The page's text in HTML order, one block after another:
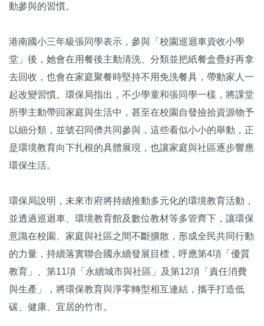
動參與的習慣。
港南國小三年級張同學表示，參與「校園巡迴車資收小學
堂」後，她會在用餐後主動清洗、分類並把紙餐盒疊好再拿
去回收，也會在家庭聚餐時堅持不用免洗餐具，帶動家人一
起改變習慣。環保局指出，不少學童和張同學一樣，將課堂
所學主動帶回家庭與生活中，甚至在校園自發撿拾資源物予
以細分類，並號召同儕共同參與，這些看似小小的舉動，正
是環境教育向下扎根的具體展現，也讓家庭與社區逐步響應
環保生活。
環保局說明，未來市府將持續推動多元化的環境教育活動，
並透過巡迴車、環境教育館及數位教材等多管齊下，讓環保
意識在校園、家庭與社區之間不斷擴散，形成全民共同行動
的力量，持續落實聯合國永續發展目標，呼應第4項「優質
教育」、第11項「永續城市與社區」及第12項「責任消費
與生產」，將環保教育與淨零轉型相互連結，攜手打造低
碳、健康、宜居的竹市。